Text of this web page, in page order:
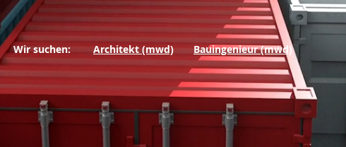
Wir suchen: Architekt (mwd) Bauingenieur (mwd)